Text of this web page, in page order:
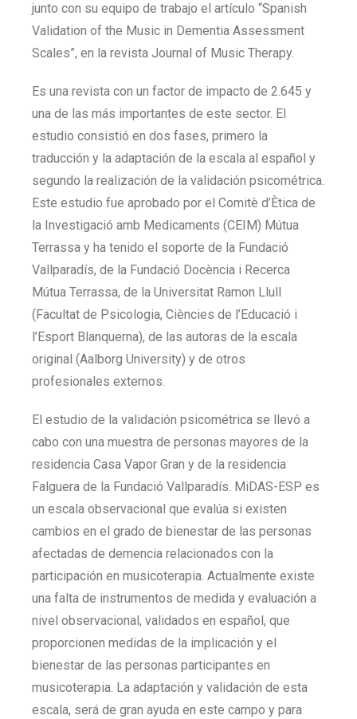
junto con su equipo de trabajo el artículo “Spanish
Validation of the Music in Dementia Assessment
Scales”, en la revista Journal of Music Therapy.
Es una revista con un factor de impacto de 2.645 y
una de las más importantes de este sector. El
estudio consistió en dos fases, primero la
traducción y la adaptación de la escala al español y
segundo la realización de la validación psicométrica.
Este estudio fue aprobado por el Comitè d’Ètica de
la Investigació amb Medicaments (CEIM) Mútua
Terrassa y ha tenido el soporte de la Fundació
Vallparadís, de la Fundació Docència i Recerca
Mútua Terrassa, de la Universitat Ramon Llull
(Facultat de Psicologia, Ciències de l’Educació i
l’Esport Blanquerna), de las autoras de la escala
original (Aalborg University) y de otros
profesionales externos.
El estudio de la validación psicométrica se llevó a
cabo con una muestra de personas mayores de la
residencia Casa Vapor Gran y de la residencia
Falguera de la Fundació Vallparadís. MiDAS-ESP es
un escala observacional que evalúa si existen
cambios en el grado de bienestar de las personas
afectadas de demencia relacionados con la
participación en musicoterapia. Actualmente existe
una falta de instrumentos de medida y evaluación a
nivel observacional, validados en español, que
proporcionen medidas de la implicación y el
bienestar de las personas participantes en
musicoterapia. La adaptación y validación de esta
escala, será de gran ayuda en este campo y para